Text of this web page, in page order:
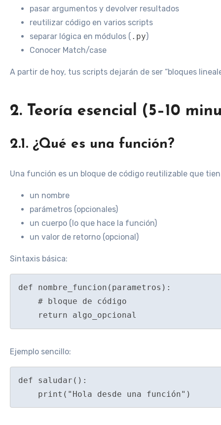
pasar argumentos y devolver resultados
reutilizar código en varios scripts
separar lógica en módulos ( .py)
Conocer Match/case
A partir de hoy, tus scripts dejarán de ser “bloques
2. Teoría esencial (5–10
2.1. ¿Qué es una función?
Una función es un bloque de código reutilizable que
un nombre
parámetros (opcionales)
un cuerpo (lo que hace la función)
un valor de retorno (opcional)
Sintaxis básica:
def nombre_funcion(parametros):
Ejemplo sencillo:
def saludar():